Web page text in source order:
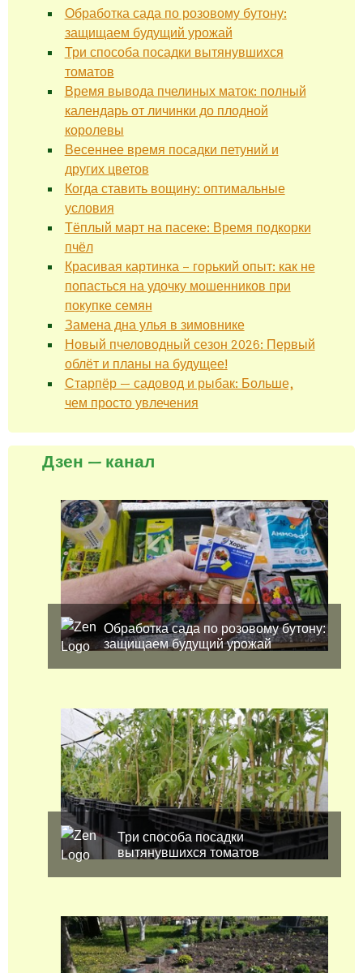
Обработка сада по розовому бутону:
защищаем будущий урожай
Три способа посадки вытянувшихся
томатов
Время вывода пчелиных маток: полный
календарь от личинки до плодной
королевы
Весеннее время посадки петуний и
других цветов
Когда ставить вощину: оптимальные
условия
Тёплый март на пасеке: Время подкорки
пчёл
Красивая картинка – горький опыт: как не
попасться на удочку мошенников при
покупке семян
Замена дна улья в зимовнике
Новый пчеловодный сезон 2026: Первый
облёт и планы на будущее!
Старпёр — садовод и рыбак: Больше,
чем просто увлечения
Дзен — канал
Обработка сада по розовому бутону:
защищаем будущий урожай
Три способа посадки
вытянувшихся томатов